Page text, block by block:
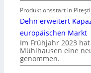
n
w
i
t
t
S
y
s
t
Produktionsstart in Piteşti
Dehn erweitert
europäischen Markt
Im Frühjahr 2023
Mühlhausen eine
genommen.